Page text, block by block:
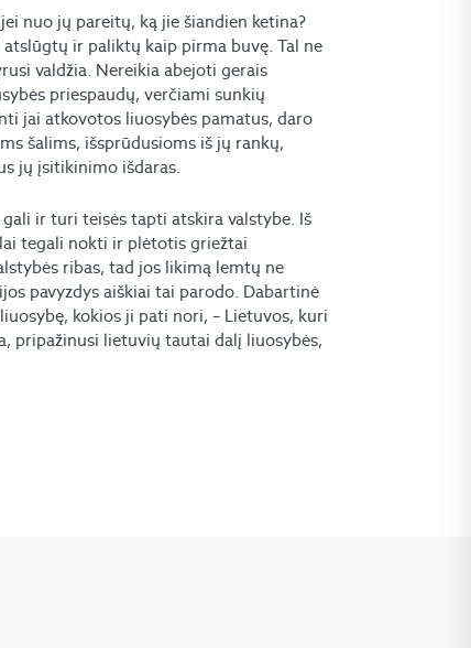
nuo jų pareitų, ką jie šiandien ketina?
atslūgtų ir paliktų kaip pirma buvę. Tal ne
valdžia. Nereikia abejoti gerais
priespaudų, verčiami sunkių
jai atkovotos liuosybės pamatus, daro
šalims, išsprūdusioms iš jų rankų,
jų įsitikinimo išdaras.
ir turi teisės tapti atskira valstybe. Iš
tegali nokti ir plėtotis griežtai
ribas, tad jos likimą lemtų ne
pavyzdys aiškiai tai parodo. Dabartinė
kokios ji pati nori, – Lietuvos, kuri
pripažinusi lietuvių tautai dalį liuosybės,